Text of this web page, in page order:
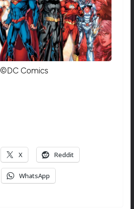
©DC Comics
X Reddit
WhatsApp